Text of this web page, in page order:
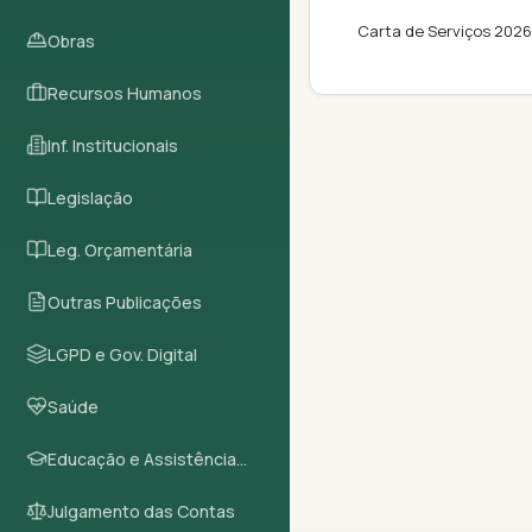
Obras
Recursos Humanos
Inf. Institucionais
Legislação
Leg. Orçamentária
Outras Publicações
LGPD e Gov. Digital
Saúde
Educação e Assistência Social
Julgamento das Contas
Carta de Serviços 2026